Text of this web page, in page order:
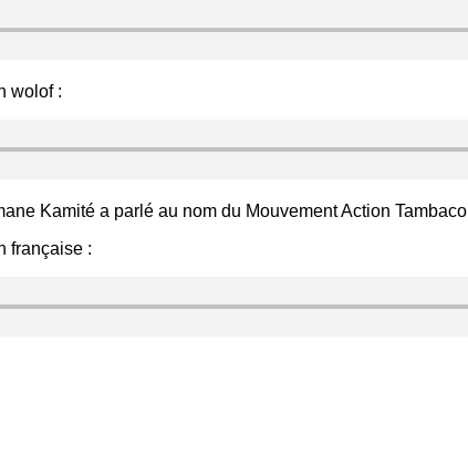
wolof :
Kamité a parlé au nom du Mouvement Action
française :